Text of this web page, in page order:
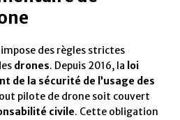
impose des règles strictes
drones. Depuis 2016, la loi
de la sécurité de l’usage des
pilote de drone soit couvert
civile. Cette obligation